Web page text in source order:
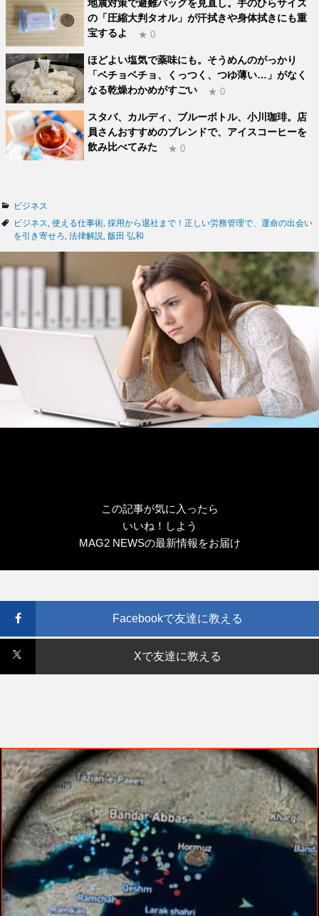
地震対策で避難バッグを見直し。手のひらサイズ
の「圧縮大判タオル」が汗拭きや身体拭きにも重
宝するよ
★ 0
ほどよい塩気で薬味にも。そうめんのがっかり
「ベチョベチョ、くっつく、つゆ薄い…」がなく
なる乾燥わかめがすごい
★ 0
スタバ、カルディ、ブルーボトル、小川珈琲。店
員さんおすすめのブレンドで、アイスコーヒーを
飲み比べてみた
★ 0
カ
テ
ゴ
ビジネス
タ
グ
ビジネス 使える仕事術 採用から退社まで！正しい労務管理で、運命の出会い
を引き寄せろ 法律解説 飯田 弘和
この記事が気に入ったら
いいね！しよう
MAG2 NEWSの最新情報をお届け
Facebookで友達に教える
Xで友達に教える